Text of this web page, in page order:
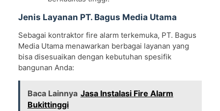
Jenis Layanan PT. Bagus Media Utama
Sebagai kontraktor fire alarm terkemuka, PT. Bagus
Media Utama menawarkan berbagai layanan yang
bisa disesuaikan dengan kebutuhan spesifik
bangunan Anda:
Baca Lainnya Jasa Instalasi Fire Alarm
Bukittinggi